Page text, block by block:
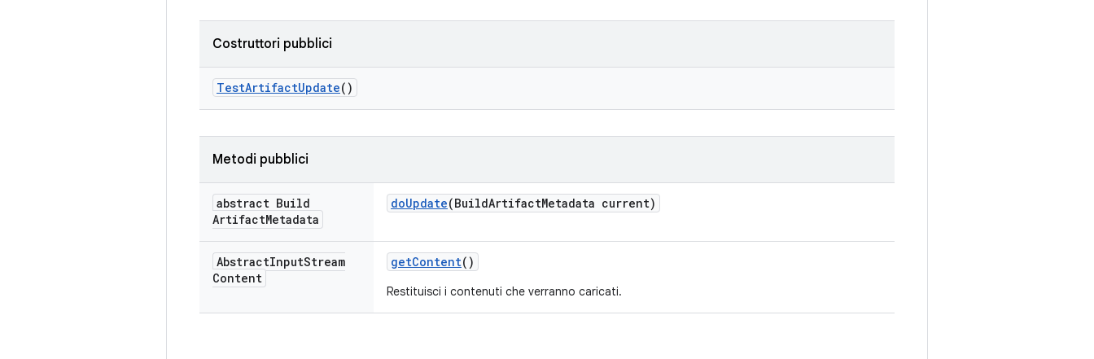
Costruttori pubblici
TestArtifactUpdate()
Metodi pubblici
abstract Build
ArtifactMetadata
doUpdate(BuildArtifactMetadata current)
AbstractInputStream
Content
getContent()
Restituisci i contenuti che verranno caricati.